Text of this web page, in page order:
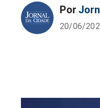
Por
20/06/